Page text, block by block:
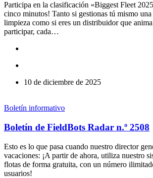
Participa en la clasificación «Biggest Fleet
cinco minutos! Tanto si gestionas tú mismo
limpieza como si eres un distribuidor que anima
participar, cada…
10 de diciembre de 2025
Boletín informativo
Boletín de FieldBots Radar n.º 2508
Esto es lo que pasa cuando nuestro director
vacaciones: ¡A partir de ahora, utiliza nuestro
flotas de forma gratuita, con un número
usuarios!